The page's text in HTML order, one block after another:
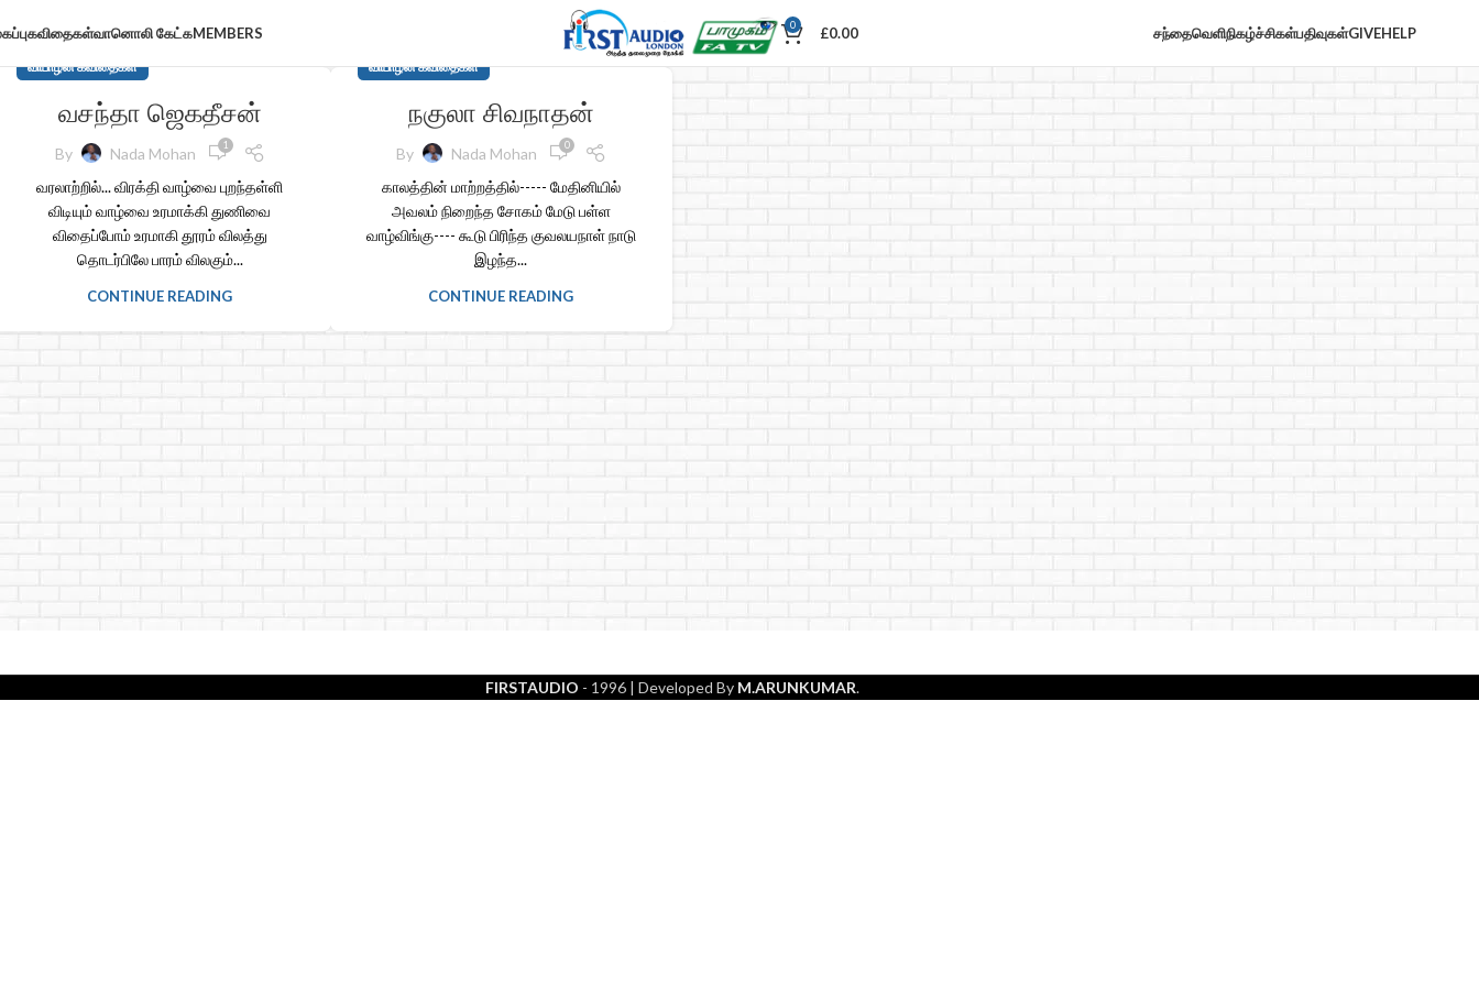
கவிதைகள்வானொலி கேட்கMEMBERS 0 £0.00 சந்தைவெளிநிகழ்ச்சிகள்பதிவுகள்GIVEHELP
வியாழன் கவிதைகள்
வசந்தா ஜெகதீசன்
By Nada Mohan 1
வரலாற்றில்... விரக்தி வாழ்வை புறந்தள்ளி
விடியும் வாழ்வை உரமாக்கி துணிவை
விதைப்போம் உரமாகி தூரம் விலத்து
தொடர்பிலே பாரம் விலகும்...
CONTINUE READING
வியாழன் கவிதைகள்
நகுலா சிவநாதன்
By Nada Mohan 0
காலத்தின் மாற்றத்தில்----- மேதினியில்
அவலம் நிறைந்த சோகம் மேடு பள்ள
வாழ்விங்கு---- கூடு பிரிந்த குவலயநாள் நாடு
இழந்த...
CONTINUE READING
FIRSTAUDIO - 1996 | Developed By M.ARUNKUMAR.